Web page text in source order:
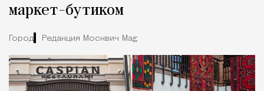
маркет-бутиком
Город Редакция Москвич Mag